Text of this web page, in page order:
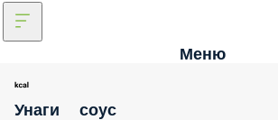
Меню
Унаги соус